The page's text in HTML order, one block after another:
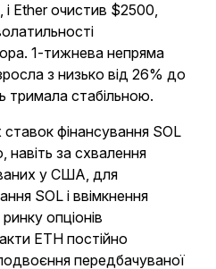
Ether очистив $2500,
1-тижнева непряма
з низько від 26% до
тримала стабільною.
фінансування SOL
навіть за схвалення
у США, для
SOL і ввімкнення
опціонів
ETH постійно
передбачуваної